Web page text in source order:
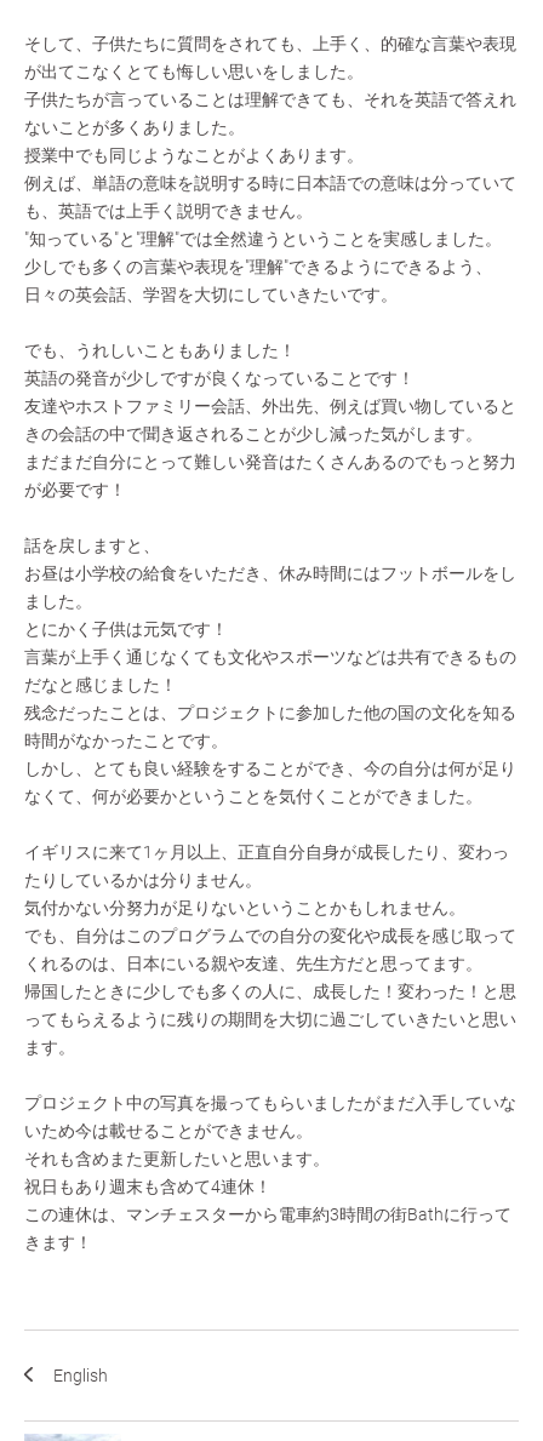
そして、子供たちに質問をされても、上手く、的確な言葉や表現
が出てこなくとても悔しい思いをしました。
子供たちが言っていることは理解できても、それを英語で答えれ
ないことが多くありました。
授業中でも同じようなことがよくあります。
例えば、単語の意味を説明する時に日本語での意味は分っていて
も、英語では上手く説明できません。
"知っている"と"理解"では全然違うということを実感しました。
少しでも多くの言葉や表現を"理解"できるようにできるよう、
日々の英会話、学習を大切にしていきたいです。
でも、うれしいこともありました！
英語の発音が少しですが良くなっていることです！
友達やホストファミリー会話、外出先、例えば買い物していると
きの会話の中で聞き返されることが少し減った気がします。
まだまだ自分にとって難しい発音はたくさんあるのでもっと努力
が必要です！
話を戻しますと、
お昼は小学校の給食をいただき、休み時間にはフットボールをし
ました。
とにかく子供は元気です！
言葉が上手く通じなくても文化やスポーツなどは共有できるもの
だなと感じました！
残念だったことは、プロジェクトに参加した他の国の文化を知る
時間がなかったことです。
しかし、とても良い経験をすることができ、今の自分は何が足り
なくて、何が必要かということを気付くことができました。
イギリスに来て1ヶ月以上、正直自分自身が成長したり、変わっ
たりしているかは分りません。
気付かない分努力が足りないということかもしれません。
でも、自分はこのプログラムでの自分の変化や成長を感じ取って
くれるのは、日本にいる親や友達、先生方だと思ってます。
帰国したときに少しでも多くの人に、成長した！変わった！と思
ってもらえるように残りの期間を大切に過ごしていきたいと思い
ます。
プロジェクト中の写真を撮ってもらいましたがまだ入手していな
いため今は載せることができません。
それも含めまた更新したいと思います。
祝日もあり週末も含めて4連休！
この連休は、マンチェスターから電車約3時間の街Bathに行って
きます！
English